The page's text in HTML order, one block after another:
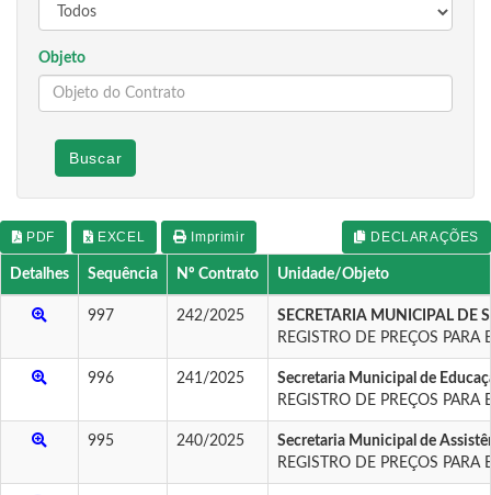
Objeto
Buscar
PDF EXCEL Imprimir DECLARAÇÕES
Detalhes Sequência Nº Contrato Unidade/Objeto
997 242/2025
SECRETARIA MUNICIPAL DE
REGISTRO DE PREÇOS
996 241/2025
Secretaria Municipal de
REGISTRO DE PREÇOS
995 240/2025
Secretaria Municipal de
REGISTRO DE PREÇOS